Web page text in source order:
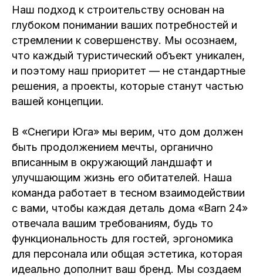
Наш подход к строительству основан на
глубоком понимании ваших потребностей и
стремлении к совершенству. Мы осознаем,
что каждый туристический объект уникален,
и поэтому наш приоритет — не стандартные
решения, а проекты, которые станут частью
вашей концепции.
В «Снегири Юга» мы верим, что дом должен
быть продолжением мечты, органично
вписанным в окружающий ландшафт и
улучшающим жизнь его обитателей. Наша
команда работает в тесном взаимодействии
с вами, чтобы каждая деталь дома «Barn 24»
отвечала вашим требованиям, будь то
функциональность для гостей, эргономика
для персонала или общая эстетика, которая
идеально дополнит ваш бренд. Мы создаем